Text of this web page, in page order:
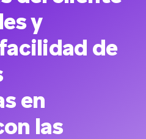
y
de
en
las